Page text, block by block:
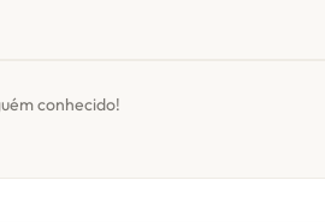
conhecido!